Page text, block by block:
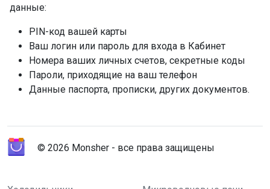
данные:
PIN-код вашей карты
Ваш логин или пароль для входа в Кабинет
Номера ваших личных счетов, секретные коды
Пароли, приходящие на ваш телефон
Данные паспорта, прописки, других документов.
© 2026 Monsher - все права защищены